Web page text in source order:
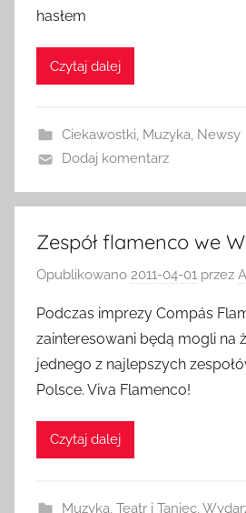
hasłem
Czytaj dalej
Ciekawostki, Muzyka, Newsy
Dodaj komentarz
Zespół flamenco we
Opublikowano 2011-04-01 przez
Podczas imprezy Compás
zainteresowani będą mogli na
jednego z najlepszych
Polsce. Viva Flamenco!
Czytaj dalej
Muzyka Teatr i Taniec,